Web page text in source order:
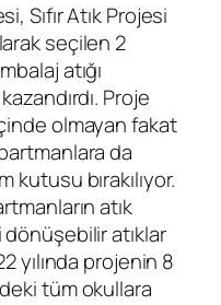
Sıfır Atık Projesi
seçilen 2
atığı
Proje
olmayan fakat
da
kutusu bırakılıyor.
atık
atıklar
yılında projenin 8
tüm okullara